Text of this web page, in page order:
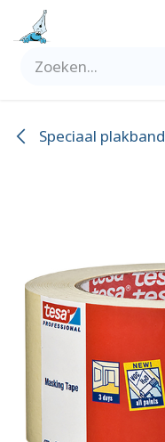
Overslaan naar inhoud
Speciaal plakband